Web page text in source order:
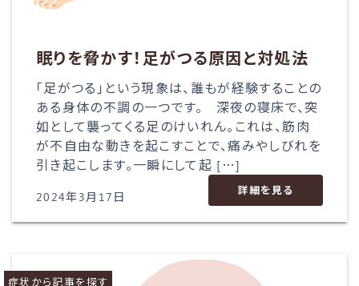
眠りを脅かす！足がつる原因と対処法
「足がつる」という現象は、誰もが経験することの
ある身体の不調の一つです。 深夜の寝床で、突
如として襲ってくる足のけいれん。これは、筋肉
が不自由な動きを起こすことで、痛みやしびれを
引き起こします。一瞬にして起 […]
2024年3月17日 詳細を見る
症状から記事を探す